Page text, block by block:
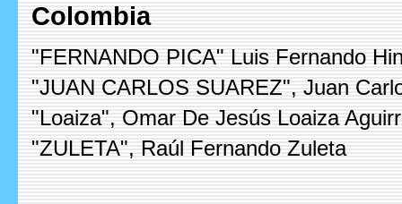
Colombia
"FERNANDO PICA" Luis Fernando
"JUAN CARLOS SUAREZ", Juan
"Loaiza", Omar De Jesús Loaiza
"ZULETA", Raúl Fernando Zuleta